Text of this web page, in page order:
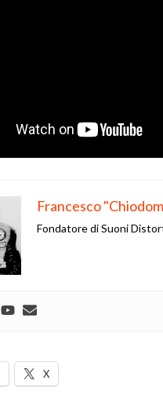
Francesco
Fondatore di Suoni
X